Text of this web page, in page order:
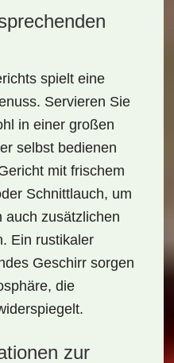
spielt eine
Servieren Sie
in einer großen
selbst bedienen
mit frischem
Schnittlauch, um
auch zusätzlichen
Ein rustikaler
Geschirr sorgen
die
zur